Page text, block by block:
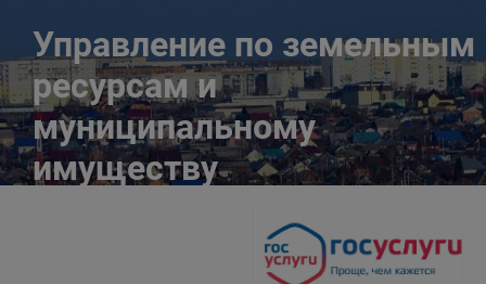
Управление по земельным
ресурсам и
муниципальному
имуществу
Беловского городского